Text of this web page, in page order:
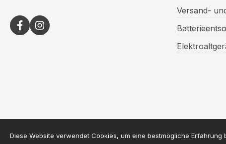
Versand-
* Alle Preise inkl. gesetzl.
Diese Website verwendet Cookies, um eine bestmögliche Erfahrung